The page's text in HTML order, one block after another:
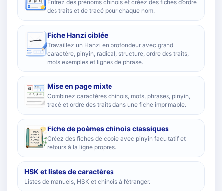
Entrez des prénoms chinois et créez des fiches d’ordre
des traits et de tracé pour chaque nom.
Fiche Hanzi ciblée
Travaillez un Hanzi en profondeur avec grand
caractère, pinyin, radical, structure, ordre des traits,
mots exemples et lignes de phrase.
Mise en page mixte
Combinez caractères chinois, mots, phrases, pinyin,
tracé et ordre des traits dans une fiche imprimable.
Fiche de poèmes chinois classiques
Créez des fiches de copie avec pinyin facultatif et
retours à la ligne propres.
HSK et listes de caractères
Listes de manuels, HSK et chinois à l’étranger.